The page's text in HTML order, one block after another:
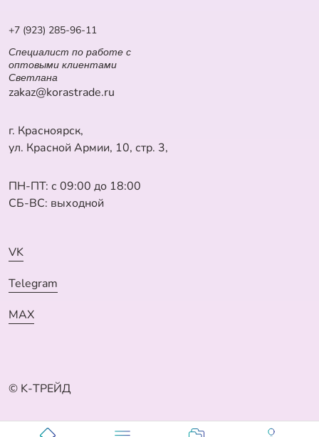
+7 (923) 285-96-11
Специалист по работе с
оптовыми клиентами
Светлана
zakaz@korastrade.ru
г. Красноярск,
ул. Красной Армии, 10, стр. 3,
ПН-ПТ: с 09:00 до 18:00
СБ-ВС: выходной
VK
Telegram
MAX
© K-ТРЕЙД